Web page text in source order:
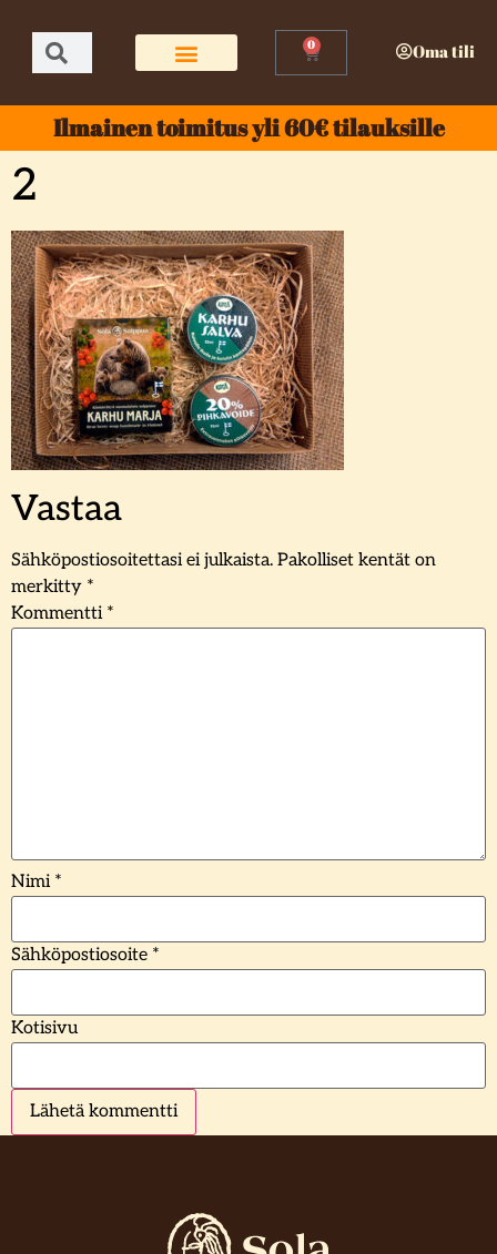
0 Oma tili
Ilmainen toimitus yli 60€ tilauksille
2
Vastaa
Sähköpostiosoitettasi ei julkaista. Pakolliset kentät on
merkitty *
Kommentti *
Nimi *
Sähköpostiosoite *
Kotisivu